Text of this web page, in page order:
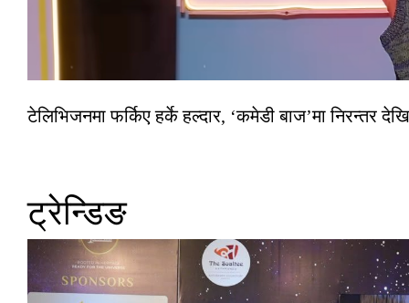
टेलिभिजनमा फर्किए हर्के हल्दार, ‘कमेडी बाज’मा निरन्तर
ट्रेन्डिङ